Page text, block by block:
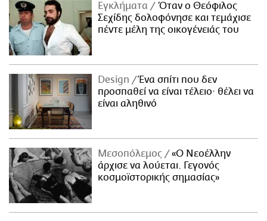
Εγκλήματα
Όταν ο Θεόφιλος
Σεχίδης δολοφόνησε και τεμάχισε
πέντε μέλη της οικογένειάς του
Design
Ένα σπίτι που δεν
προσπαθεί να είναι τέλειο· θέλει να
είναι αληθινό
Μεσοπόλεμος
«Ο Νεοέλλην
άρχισε να λούεται. Γεγονός
κοσμοϊστορικής σημασίας»